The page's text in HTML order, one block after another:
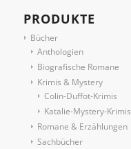
PRODUKTE
Bücher
Anthologien
Biografische Romane
Krimis & Mystery
Colin-Duffot-Krimis
Katalie-Mystery-Krimis
Romane & Erzählungen
Sachbücher